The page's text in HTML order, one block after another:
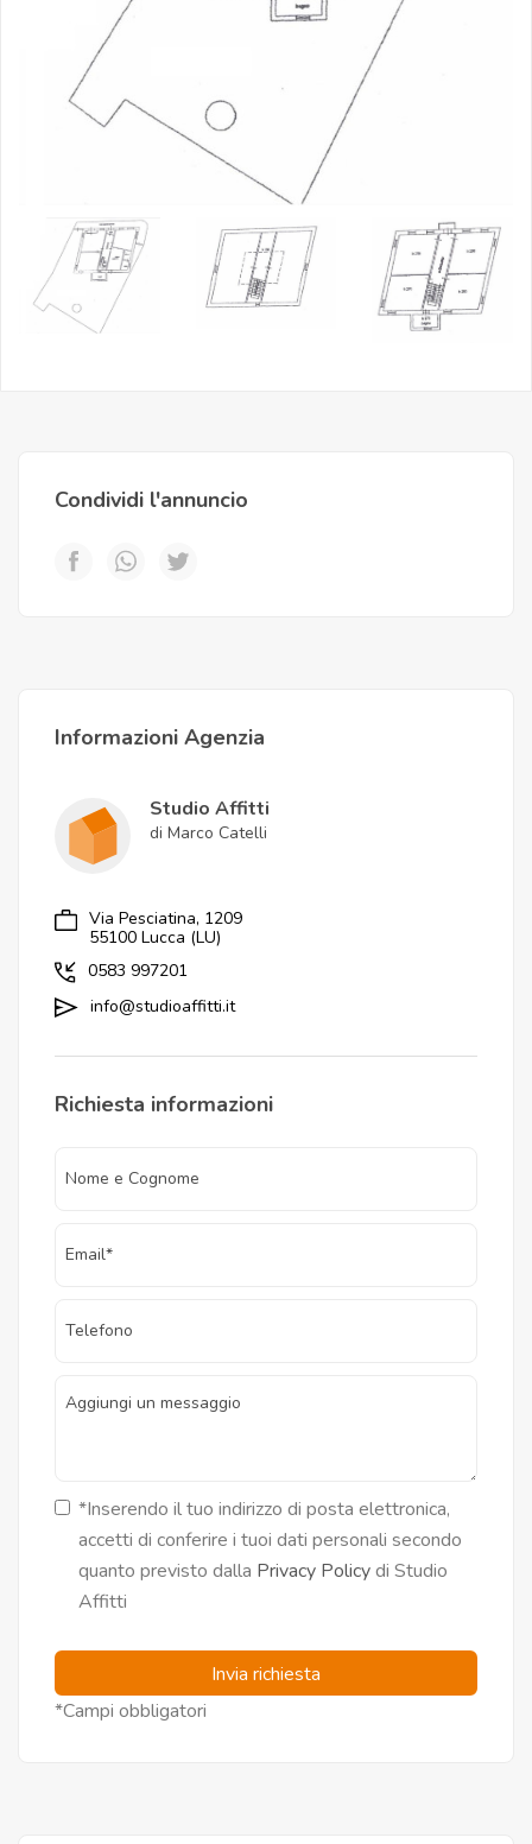
Condividi l'annuncio
Informazioni Agenzia
Studio Affitti
di Marco Catelli
Via Pesciatina, 1209
55100 Lucca (LU)
0583 997201
info@studioaffitti.it
Richiesta informazioni
*Inserendo il tuo indirizzo di posta elettronica,
accetti di conferire i tuoi dati personali secondo
quanto previsto dalla Privacy Policydi Studio
Affitti
Invia richiesta
*Campi obbligatori